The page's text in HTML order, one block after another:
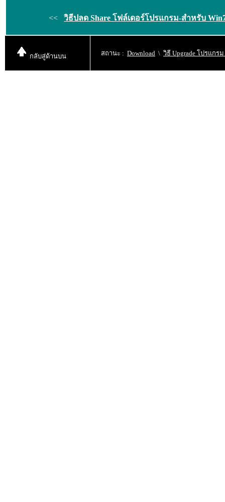
<< วิธีปลด Share โฟล์เดอร์โปรแกรม-สำหรับ
กลับสู่ด้านบน สถานะ : Download \ วิธี Upgrade โปรแกร